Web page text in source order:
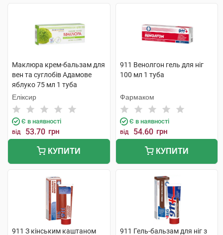
Маклюра крем-бальзам для
вен та суглобів Адамове
яблуко 75 мл 1 туба
Еліксир
Є в наявності
від 53.70 грн
КУПИТИ
911 Венолгон гель для ніг
100 мл 1 туба
Фармаком
Є в наявності
від 54.60 грн
КУПИТИ
911 З кінським каштаном 911 Гель-бальзам для ніг з